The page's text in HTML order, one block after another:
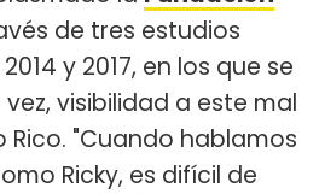
de tres estudios
y 2017, en los que se
visibilidad a este mal
Rico. "Cuando hablamos
Ricky, es difícil de